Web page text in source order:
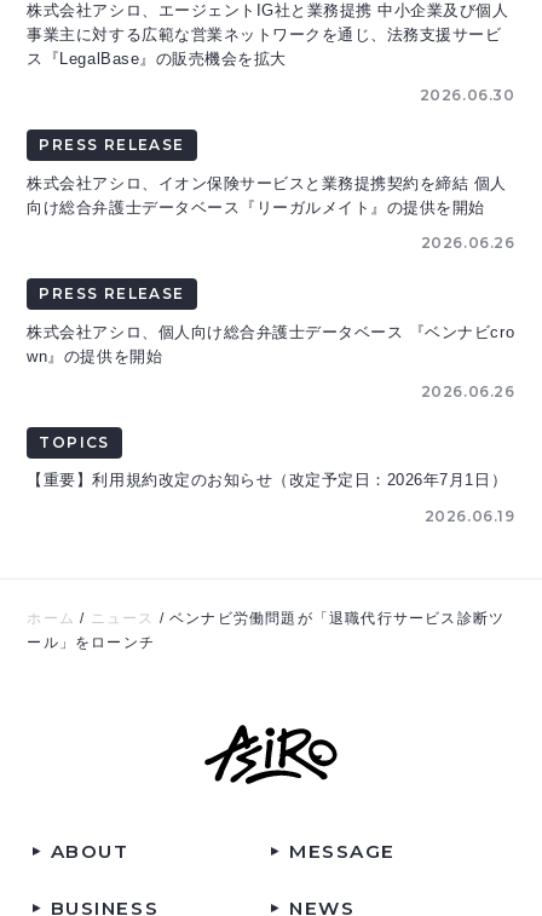
株式会社アシロ、エージェントIG社と業務提携 中小企業及び個人
事業主に対する広範な営業ネットワークを通じ、法務支援サービ
ス『LegalBase』の販売機会を拡大
2026.06.30
PRESS RELEASE
株式会社アシロ、イオン保険サービスと業務提携契約を締結 個人
向け総合弁護士データベース『リーガルメイト』の提供を開始
2026.06.26
PRESS RELEASE
株式会社アシロ、個人向け総合弁護士データベース 『ベンナビcro
wn』の提供を開始
2026.06.26
TOPICS
【重要】利用規約改定のお知らせ（改定予定日：2026年7月1日）
2026.06.19
ホーム / ニュース /ベンナビ労働問題が「退職代行サービス診断ツ
ール」をローンチ
ABOUT MESSAGE
BUSINESS NEWS